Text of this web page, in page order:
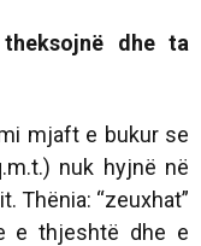
dhe ta
mjaft e bukur se
nuk hyjnë në
Thënia: “zeuxhat”
e thjeshtë dhe e